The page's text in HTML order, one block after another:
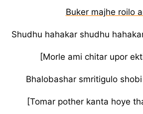
Buker majhe roilo
Shudhu hahakar shudhu
[Morle ami chitar upor
Bhalobashar smritigulo
[Tomar pother kanta hoye